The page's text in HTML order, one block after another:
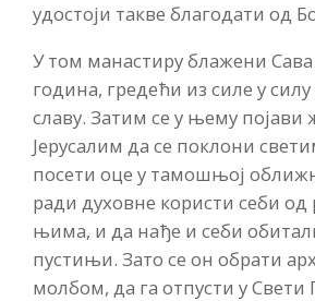
удостоји такве благодати од
У том манастиру блажени
година, гредећи из силе у
славу. Затим се у њему појави
Јерусалим да се поклони
посети оце у тамошњој
ради духовне користи себи од
њима, и да нађе и себи
пустињи. Зато се он обрати
молбом, да га отпусти у Свети